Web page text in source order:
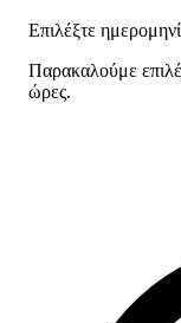
Επιλέξτε
Παρακαλούμε
ώρες.